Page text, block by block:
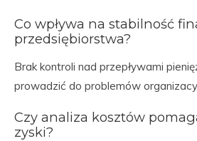
Co wpływa na stabilność
przedsiębiorstwa?
Brak kontroli nad przepływami
prowadzić do problemów
Czy analiza kosztów
zyski?